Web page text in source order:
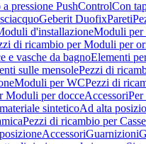
pressione PushControlCon
Geberit DuofixPareti
d'installazioneModuli per
di ricambio per Moduli per
e vasche da bagnoElementi
sulle mensolePezzi di
Moduli per WCPezzi di
Moduli per docceAccessori
sinteticoAd alta
Pezzi di ricambio per
AccessoriGuarnizioni